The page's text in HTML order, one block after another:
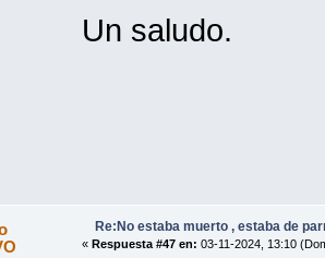
Un saludo.
Re:No estaba muerto , estaba de
« Respuesta #47 en: 03-11-2024, 13:10